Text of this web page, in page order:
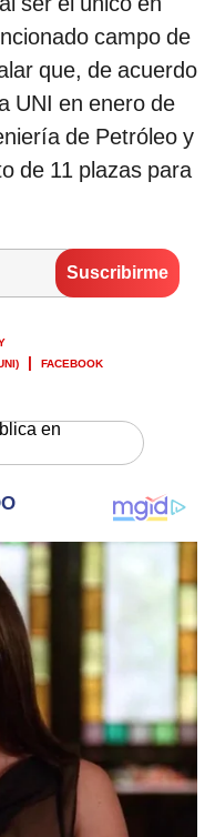
campo de
que, de acuerdo
UNI en enero de
de Petróleo y
de 11 plazas para
FACEBOOK
en